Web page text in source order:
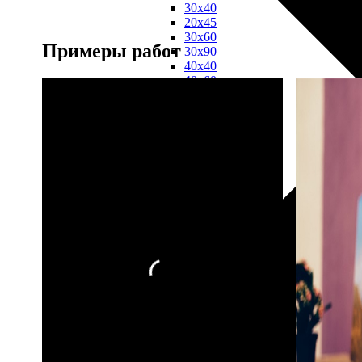
30х40
20х45
30х60
30х90
40х40
40х60
Новогодние
Примеры работ